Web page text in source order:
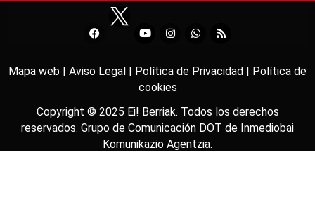
Mapa web | Aviso Legal | Política de Privacidad | Política de
cookies
Copyright © 2025 Ei! Berriak. Todos los derechos
reservados. Grupo de Comunicación DOT de Inmediobai
Komunikazio Agentzia.